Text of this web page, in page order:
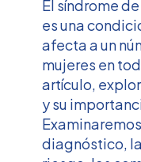
El síndrome
es una
afecta a un
mujeres en
artículo,
y su
diagnóstico,